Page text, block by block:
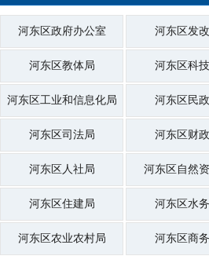
河东区政府办公室 河东区发
河东区教体局 河东区科
河东区工业和信息化局 河东区民
河东区司法局 河东区财
河东区人社局 河东区自然
河东区住建局 河东区水
河东区农业农村局 河东区商